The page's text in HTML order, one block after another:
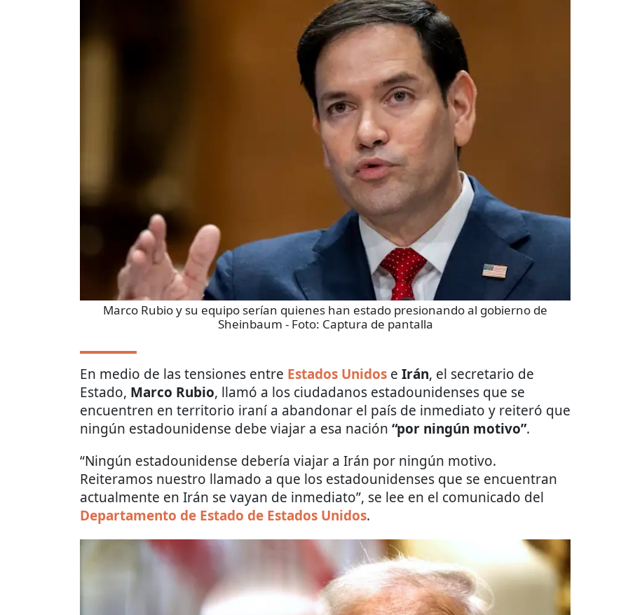
Marco Rubio y su equipo serían quienes han estado presionando al gobierno de
Sheinbaum - Foto: Captura de pantalla
En medio de las tensiones entre Estados Unidos e Irán, el secretario de
Estado, Marco Rubio, llamó a los ciudadanos estadounidenses que se
encuentren en territorio iraní a abandonar el país de inmediato y reiteró que
ningún estadounidense debe viajar a esa nación “por ningún motivo”.
“Ningún estadounidense debería viajar a Irán por ningún motivo.
Reiteramos nuestro llamado a que los estadounidenses que se encuentran
actualmente en Irán se vayan de inmediato”, se lee en el comunicado del
Departamento de Estado de Estados Unidos.